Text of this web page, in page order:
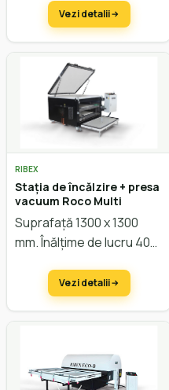
Vezi detalii
RIBEX
Stația de încălzire + presa
vacuum Roco Multi
Suprafață 1300 x 1300
mm. Înălțime de lucru 400
Vezi detalii